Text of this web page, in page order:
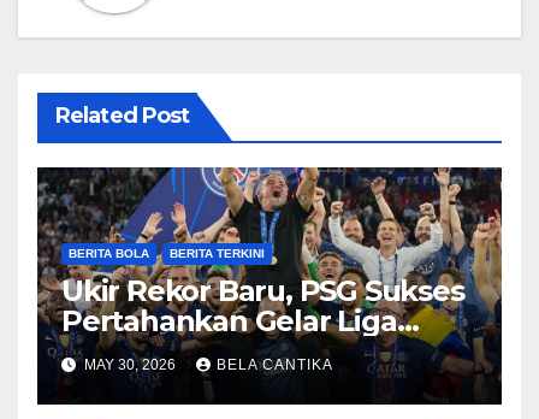
Related Post
BERITA BOLA BERITA TERKINI
Ukir Rekor Baru, PSG Sukses
Pertahankan Gelar Liga
Champions
MAY 30, 2026 BELA CANTIKA